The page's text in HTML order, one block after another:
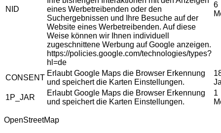
NID
eines Werbetreibenden oder den
Suchergebnissen und Ihre Besuche auf der
Website eines Werbetreibenden. Auf diese
Weise können wir Ihnen individuell
zugeschnittene Werbung auf Google anzeigen.
https://policies.google.com/technologies/types?
hl=de
6
CONSENT
Erlaubt Google Maps die Browser Erkennung
und speichert die Karten Einstellungen.
1P_JAR
Erlaubt Google Maps die Browser Erkennung
und speichert die Karten Einstellungen.
1
OpenStreetMap